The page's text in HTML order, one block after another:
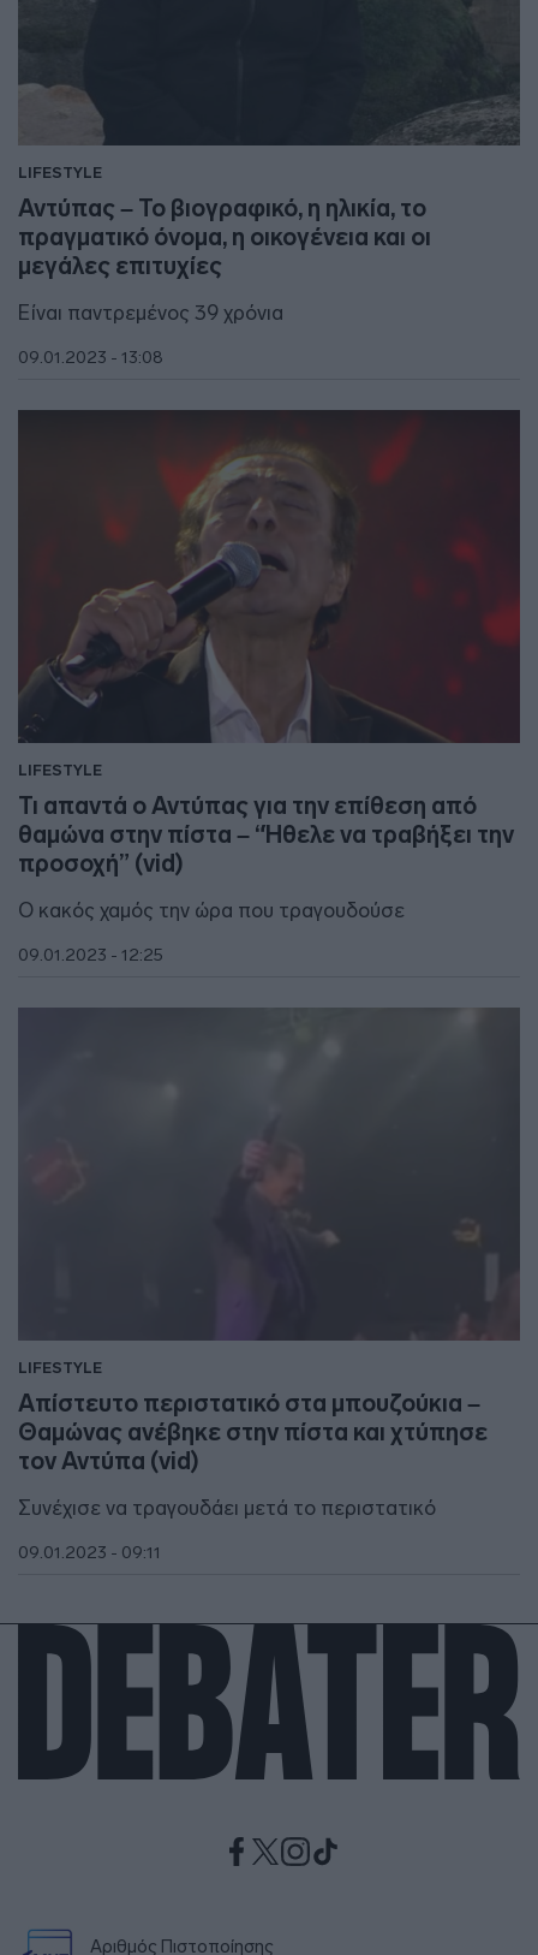
LIFESTYLE
Αντύπας – Το βιογραφικό, η ηλικία, το
πραγματικό όνομα, η οικογένεια και οι
μεγάλες επιτυχίες
Είναι παντρεμένος 39 χρόνια
09.01.2023 - 13:08
LIFESTYLE
Τι απαντά ο Αντύπας για την επίθεση από
θαμώνα στην πίστα – “Ήθελε να τραβήξει την
προσοχή” (vid)
Ο κακός χαμός την ώρα που τραγουδούσε
09.01.2023 - 12:25
LIFESTYLE
Απίστευτο περιστατικό στα μπουζούκια –
Θαμώνας ανέβηκε στην πίστα και χτύπησε
τον Αντύπα (vid)
Συνέχισε να τραγουδάει μετά το περιστατικό
09.01.2023 - 09:11
Αριθμός Πιστοποίησης